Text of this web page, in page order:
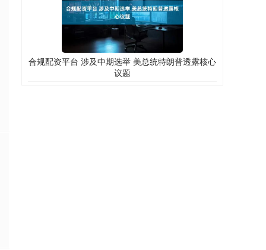
合规配资平台 涉及中期选举 美总统特朗普透露核心
议题